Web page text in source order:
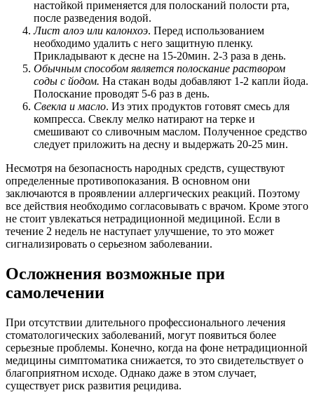
настойкой применяется для полосканий полости рта,
после разведения водой.
Лист алоэ или калонхоэ. Перед использованием
необходимо удалить с него защитную пленку.
Прикладывают к десне на 15-20мин. 2-3 раза в день.
Обычным способом является полоскание раствором
соды с йодом. На стакан воды добавляют 1-2 капли йода.
Полоскание проводят 5-6 раз в день.
Свекла и масло. Из этих продуктов готовят смесь для
компресса. Свеклу мелко натирают на терке и
смешивают со сливочным маслом. Полученное средство
следует приложить на десну и выдержать 20-25 мин.
Несмотря на безопасность народных средств, существуют
определенные противопоказания. В основном они
заключаются в проявлении аллергических реакций. Поэтому
все действия необходимо согласовывать с врачом. Кроме этого
не стоит увлекаться нетрадиционной медициной. Если в
течение 2 недель не наступает улучшение, то это может
сигнализировать о серьезном заболевании.
Осложнения возможные при
самолечении
При отсутствии длительного профессионального лечения
стоматологических заболеваний, могут появиться более
серьезные проблемы. Конечно, когда на фоне нетрадиционной
медицины симптоматика снижается, то это свидетельствует о
благоприятном исходе. Однако даже в этом случает,
существует риск развития рецидива.